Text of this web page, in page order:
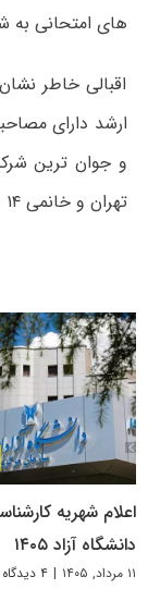
های امتحانی به
اقبالی خاطر
ارشد دارای
تهران و خانمی ۱۴ ساله از تهران است.
اعلام شهریه
دانشگاه آزاد ۱۴۰۵
۱۱ مرداد, ۱۴۰۵ | ۴ دیدگاه